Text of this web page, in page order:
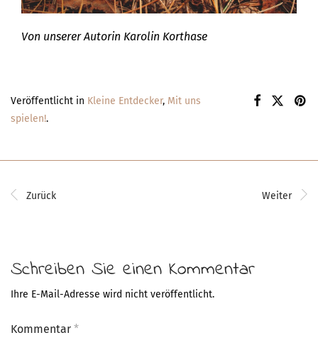
Von unserer Autorin Karolin Korthase
Veröffentlicht in Kleine Entdecker, Mit uns
spielen!.
Zurück Weiter
Schreiben Sie einen Kommentar
Ihre E-Mail-Adresse wird nicht veröffentlicht.
Kommentar *